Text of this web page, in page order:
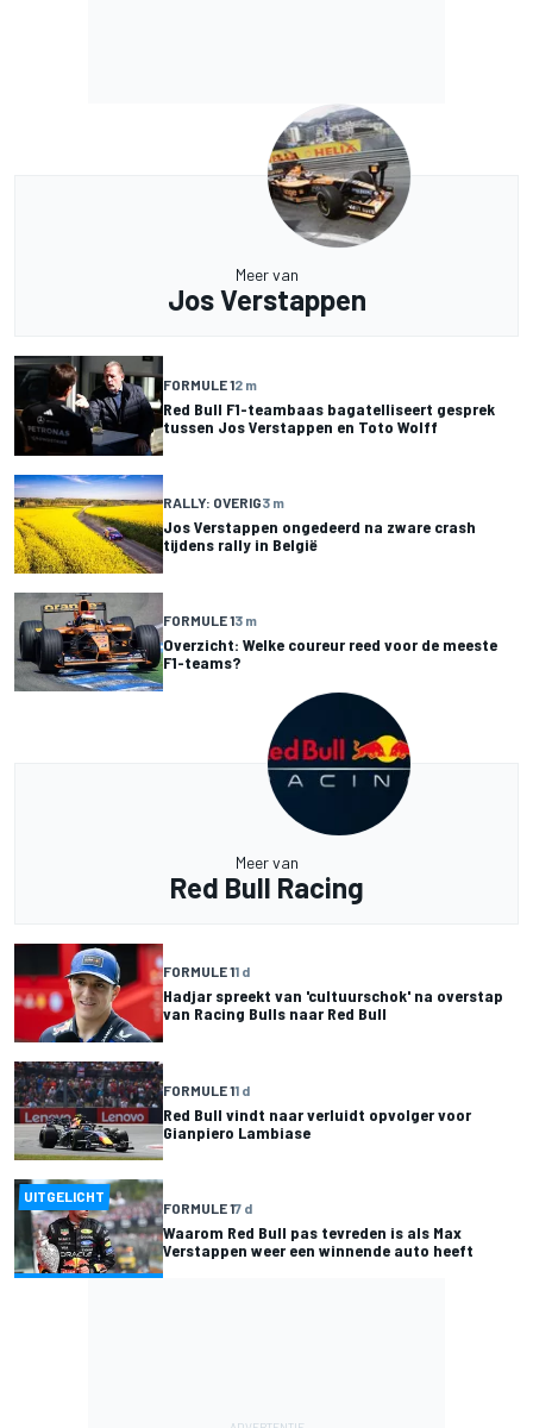
Meer van
Jos Verstappen
FORMULE 12 m
Red Bull F1-teambaas bagatelliseert gesprek
tussen Jos Verstappen en Toto Wolff
RALLY: OVERIG3 m
Jos Verstappen ongedeerd na zware crash
tijdens rally in België
FORMULE 13 m
Overzicht: Welke coureur reed voor de meeste
F1-teams?
Meer van
Red Bull Racing
FORMULE 11 d
Hadjar spreekt van 'cultuurschok' na overstap
van Racing Bulls naar Red Bull
FORMULE 11 d
Red Bull vindt naar verluidt opvolger voor
Gianpiero Lambiase
UITGELICHT
FORMULE 17 d
Waarom Red Bull pas tevreden is als Max
Verstappen weer een winnende auto heeft